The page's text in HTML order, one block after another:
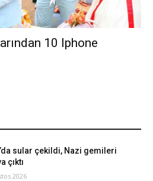
10 Iphone
sular çekildi, Nazi gemileri
çıktı
2026